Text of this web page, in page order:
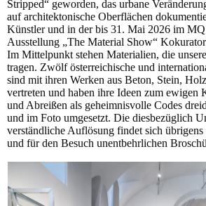
Stripped“ geworden, das urbane
auf architektonische Oberflächen
Künstler und in der bis 31. Mai 2026 im MQ
Ausstellung „The Material Show“
Im Mittelpunkt stehen Materialien, die
tragen. Zwölf österreichische und
sind mit ihren Werken aus Beton, Stein,
vertreten und haben ihre Ideen zum ewigen
und Abreißen als geheimnisvolle Codes
und im Foto umgesetzt. Die diesbezüglich
verständliche Auflösung findet sich übrigens
und für den Besuch unentbehrlichen